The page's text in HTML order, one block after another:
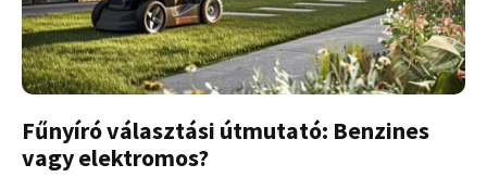
Fűnyíró választási útmutató: Benzines
vagy elektromos?